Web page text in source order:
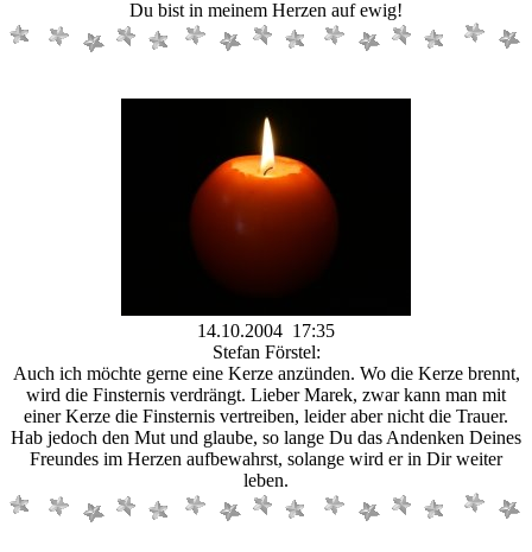
Du bist in meinem Herzen auf ewig!
14.10.2004 17:35
Stefan Förstel:
Auch ich möchte gerne eine Kerze anzünden. Wo die Kerze brennt,
wird die Finsternis verdrängt. Lieber Marek, zwar kann man mit
einer Kerze die Finsternis vertreiben, leider aber nicht die Trauer.
Hab jedoch den Mut und glaube, so lange Du das Andenken Deines
Freundes im Herzen aufbewahrst, solange wird er in Dir weiter
leben.